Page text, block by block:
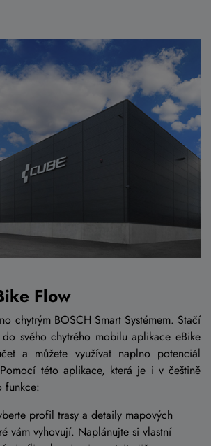
Flow
chytrým BOSCH Smart Systémem. Stačí
svého chytrého mobilu aplikace eBike
a můžete využívat naplno potenciál
této aplikace, která je i v češtině
funkce:
profil trasy a detaily mapových
vám vyhovují. Naplánujte si vlastní